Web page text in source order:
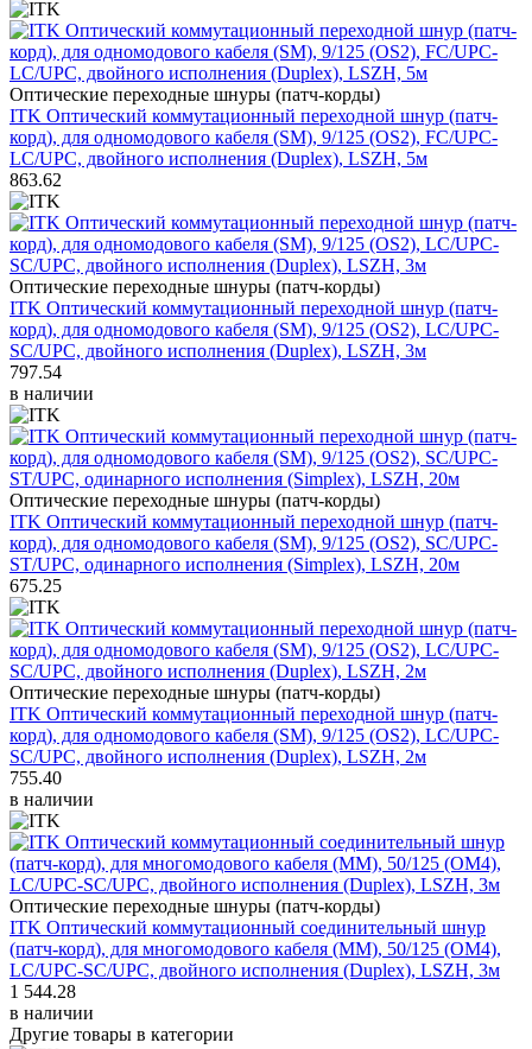
Оптические переходные шнуры (патч-корды)
ITK Оптический коммутационный переходной шнур (патч-
корд), для одномодового кабеля (SM), 9/125 (OS2), FC/UPC-
LC/UPC, двойного исполнения (Duplex), LSZH, 5м
863.62
Оптические переходные шнуры (патч-корды)
ITK Оптический коммутационный переходной шнур (патч-
корд), для одномодового кабеля (SM), 9/125 (OS2), LC/UPC-
SC/UPC, двойного исполнения (Duplex), LSZH, 3м
797.54
в наличии
Оптические переходные шнуры (патч-корды)
ITK Оптический коммутационный переходной шнур (патч-
корд), для одномодового кабеля (SM), 9/125 (OS2), SC/UPC-
ST/UPC, одинарного исполнения (Simplex), LSZH, 20м
675.25
Оптические переходные шнуры (патч-корды)
ITK Оптический коммутационный переходной шнур (патч-
корд), для одномодового кабеля (SM), 9/125 (OS2), LC/UPC-
SC/UPC, двойного исполнения (Duplex), LSZH, 2м
755.40
в наличии
Оптические переходные шнуры (патч-корды)
ITK Оптический коммутационный соединительный шнур
(патч-корд), для многомодового кабеля (MM), 50/125 (OM4),
LC/UPC-SC/UPC, двойного исполнения (Duplex), LSZH, 3м
1 544.28
в наличии
Другие товары в категории